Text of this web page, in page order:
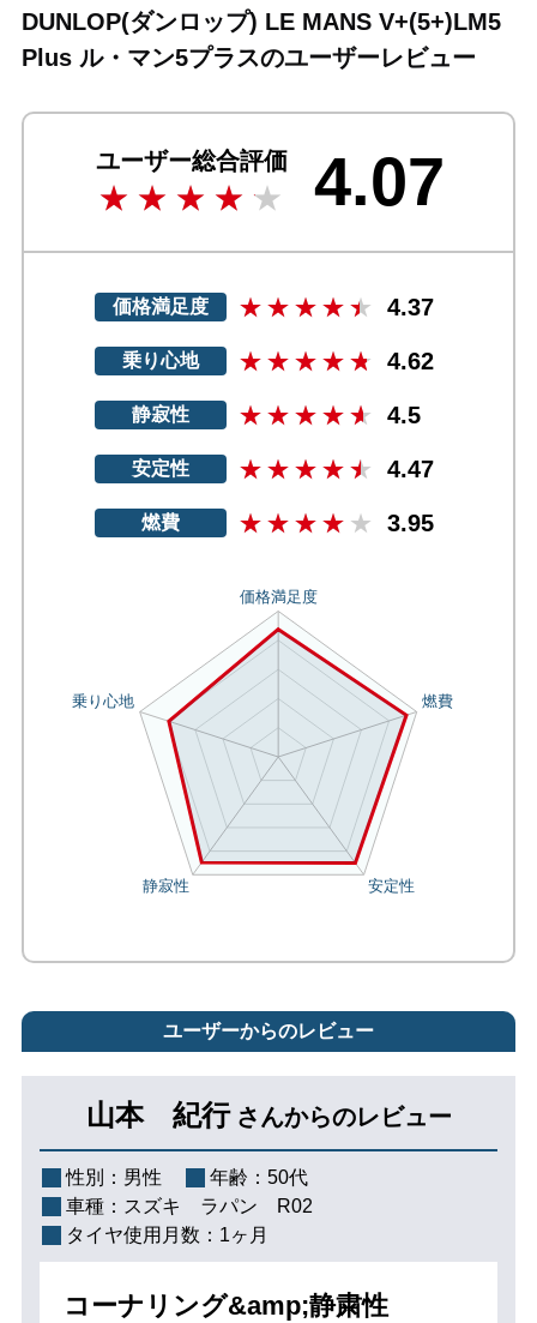
DUNLOP(ダンロップ) LE MANS V+(5+)LM5
Plus ル・マン5プラスのユーザーレビュー
ユーザー総合評価 4.07
価格満足度 4.37
乗り心地 4.62
静寂性 4.5
安定性 4.47
燃費 3.95
ユーザーからのレビュー
山本 紀行 さんからのレビュー
性別： 男性 年齢： 50代
車種： スズキ ラパン R02
タイヤ使用月数： 1ヶ月
コーナリング&amp;静粛性